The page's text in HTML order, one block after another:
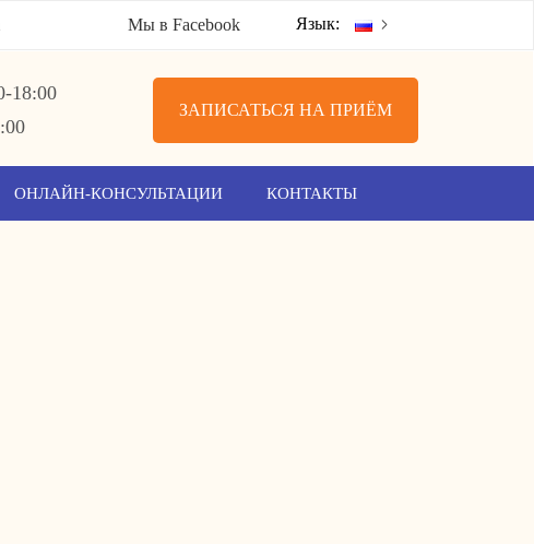
Мы в Facebook Язык:
18:00
ЗАПИСАТЬСЯ НА ПРИЁМ
ОНЛАЙН-КОНСУЛЬТАЦИИ КОНТАКТЫ